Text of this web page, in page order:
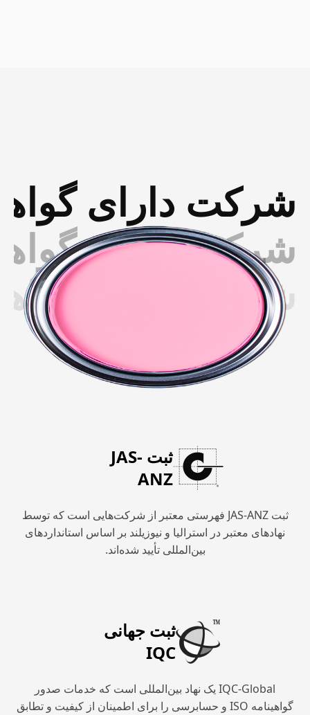
شرکت دارای
شرکت دارای
شرکت دارای
ثبت JAS-
ANZ
ثبت JAS-ANZ فهرستی معتبر از شرکت‌هایی است که توسط
نهادهای معتبر در استرالیا و نیوزیلند بر اساس استانداردهای
بین‌المللی تأیید شده‌اند.
ثبت جهانی
IQC
IQC-Global یک نهاد بین‌المللی است که خدمات صدور
گواهینامه ISO و حسابرسی را برای اطمینان از کیفیت و تطابق